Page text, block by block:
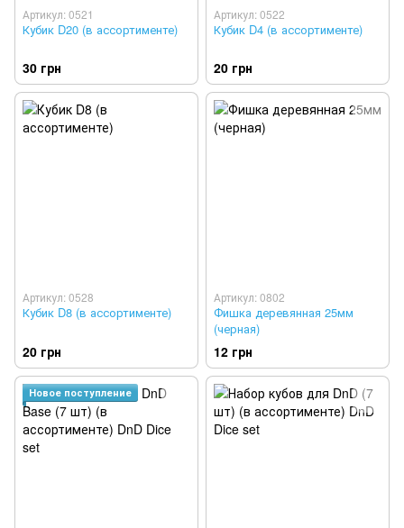
Артикул: 0521
Кубик D20 (в ассортименте)
30 грн
Артикул: 0522
Кубик D4 (в ассортименте)
20 грн
Артикул: 0528
Кубик D8 (в ассортименте)
20 грн
Артикул: 0802
Фишка деревянная 25мм
(черная)
12 грн
Новое поступление